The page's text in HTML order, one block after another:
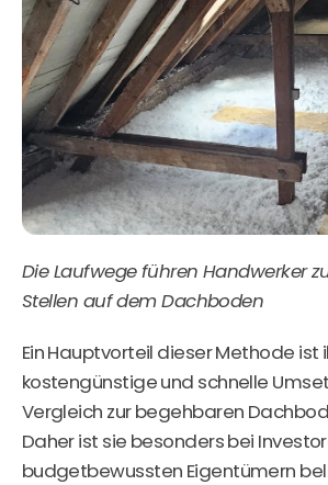
Die Laufwege führen Handwerker
Stellen auf dem Dachboden
Ein Hauptvorteil dieser Methode ist
kostengünstige und schnelle
Vergleich zur begehbaren
Daher ist sie besonders bei
budgetbewussten Eigentümern